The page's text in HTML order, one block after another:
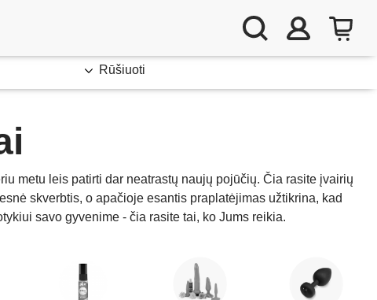
Rūšiuoti
metu leis patirti dar neatrastų naujų pojūčių. Čia rasite įvairių
skverbtis, o apačioje esantis praplatėjimas užtikrina, kad
savo gyvenime - čia rasite tai, ko Jums reikia.